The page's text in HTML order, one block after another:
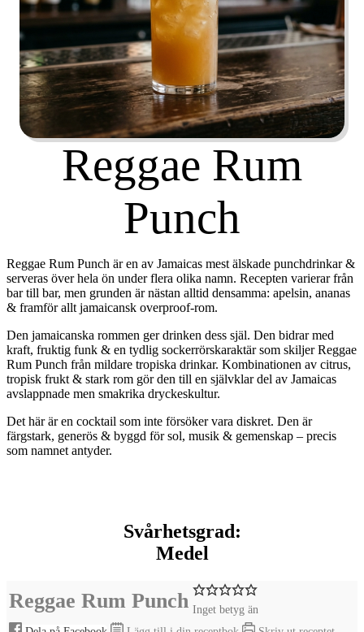
Reggae Rum
Punch
Reggae Rum Punch är en av Jamaicas mest älskade punchdrinkar &
serveras över hela ön under flera olika namn. Recepten varierar från
bar till bar, men grunden är nästan alltid densamma: apelsin, ananas
& framför allt jamaicansk overproof-rom.
Den jamaicanska rommen ger drinken dess själ. Den bidrar med
kraft, fruktig funk & en tydlig sockerrörskaraktär som skiljer Reggae
Rum Punch från mildare tropiska drinkar. Kombinationen av citrus,
tropisk frukt & stark rom gör den till en självklar del av Jamaicas
avslappnade men smakrika dryckeskultur.
Det här är en cocktail som inte försöker vara diskret. Den är
färgstark, generös & byggd för sol, musik & gemenskap – precis
som namnet antyder.
Svårhetsgrad:
Medel
Reggae Rum Punch Inget betyg än